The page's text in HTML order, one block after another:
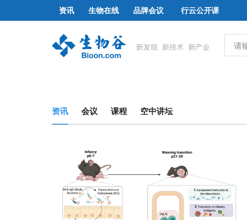
资讯 生物在线 品牌会议 行云公开课
资讯 会议 课程 空中讲坛